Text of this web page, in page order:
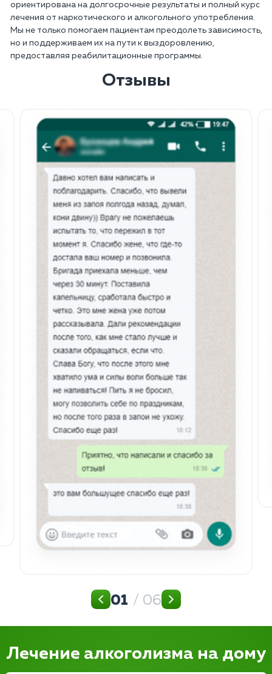
ориентирована на долгосрочные результаты и полный курс
лечения от наркотического и алкогольного употребления.
Мы не только помогаем пациентам преодолеть зависимость,
но и поддерживаем их на пути к выздоровлению,
предоставляя реабилитационные программы.
Отзывы
01 / 06
Лечение алкоголизма на дому